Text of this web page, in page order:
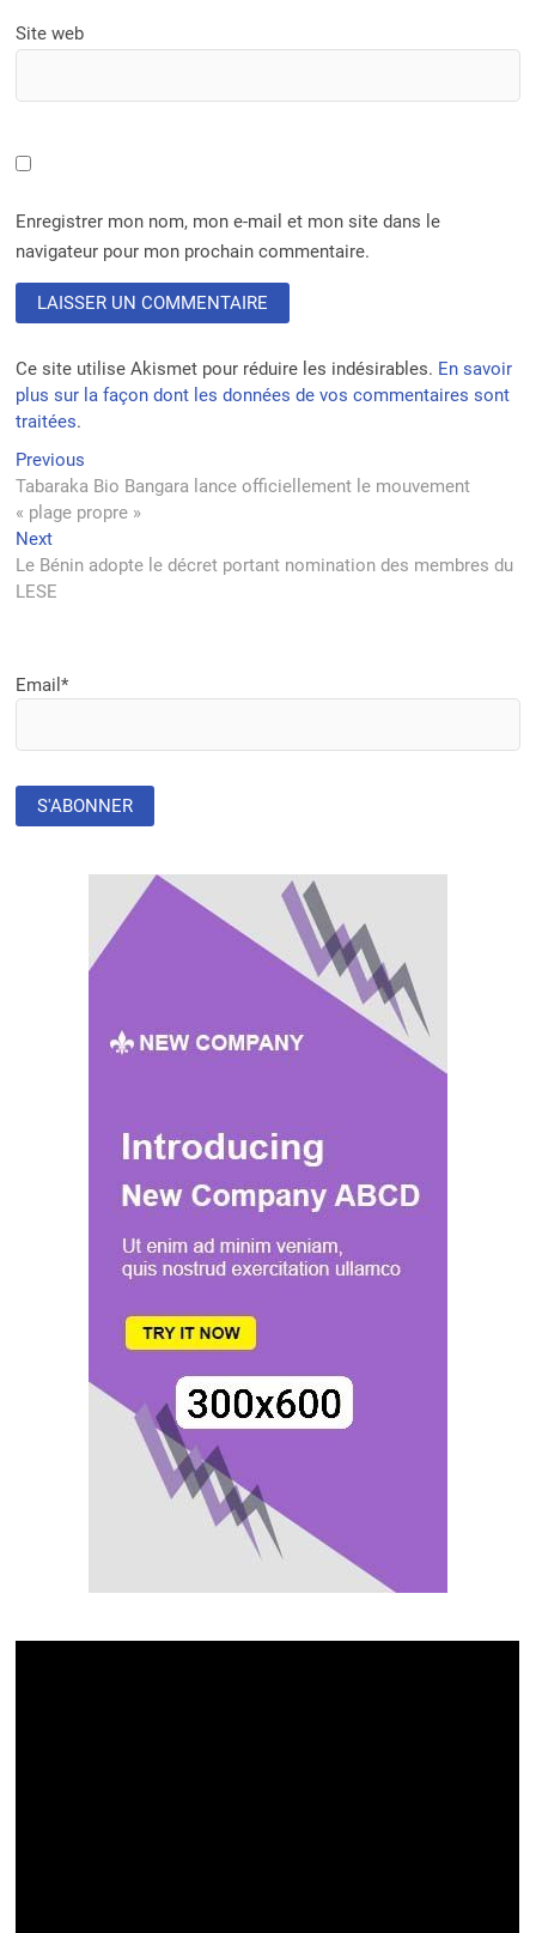
Site web
Enregistrer mon nom, mon e-mail et mon site dans le
navigateur pour mon prochain commentaire.
Ce site utilise Akismet pour réduire les indésirables. En savoir
plus sur la façon dont les données de vos commentaires sont
traitées.
Navigation
de
l’article
Previous
post:
Tabaraka Bio Bangara lance officiellement le mouvement
« plage propre »
NextNext
post:
Le Bénin adopte le décret portant nomination des membres du
LESE
Email*